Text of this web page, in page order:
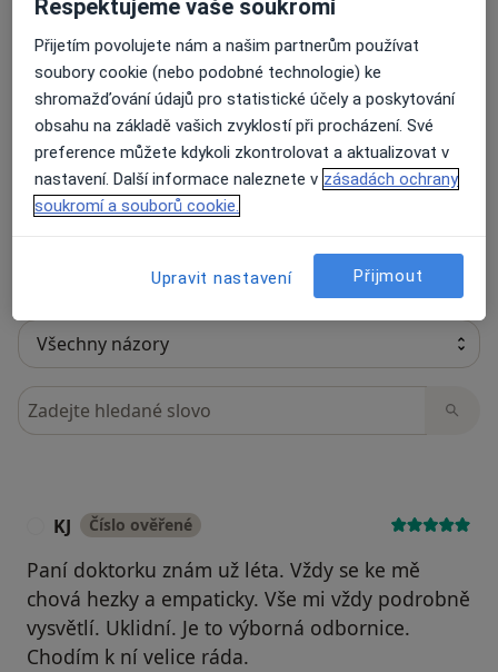
63 názorů
Recenze pacientů jsou pro nás důležité.
Specialisté nemají možnost zaplatit za
odstranění nebo změnu recenze pacienta.
Hledejte v názorech
KJ Číslo ověřené
Paní doktorku znám už léta. Vždy se ke mě
chová hezky a empaticky. Vše mi vždy podrobně
vysvětlí. Uklidní. Je to výborná odbornice.
Chodím k ní velice ráda.
Respektujeme vaše soukromí
Přijetím povolujete nám a našim partnerům používat
soubory cookie (nebo podobné technologie) ke
shromažďování údajů pro statistické účely a poskytování
obsahu na základě vašich zvyklostí při procházení. Své
preference můžete kdykoli zkontrolovat a aktualizovat v
nastavení. Další informace naleznete v zásadách ochrany
soukromí a souborů cookie.
Upravit nastavení Přijmout